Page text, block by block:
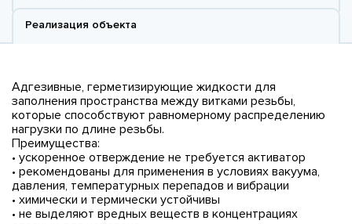
Реализация объекта
Адгезивные, герметизирующие жидкости для
заполнения пространства между витками резьбы,
которые способствуют равномерному распределению
нагрузки по длине резьбы.
Преимущества:
• ускоренное отверждение не требуется активатор
• рекомендованы для применения в условиях вакуума,
давления, температурных перепадов и вибрации
• химически и термически устойчивы
• не выделяют вредных веществ в концентрациях